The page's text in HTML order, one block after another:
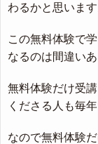
わるかと思います
この無料体験で
なるのは間違いあ
無料体験だけ受
くださる人も毎
なので無料体験